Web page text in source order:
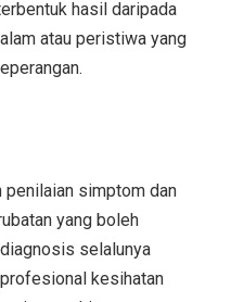
hasil daripada
atau peristiwa yang
penilaian simptom dan
yang boleh
selalunya
kesihatan